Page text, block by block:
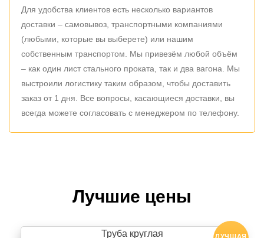
Для удобства клиентов есть несколько вариантов
доставки – самовывоз, транспортными компаниями
(любыми, которые вы выберете) или нашим
собственным транспортом. Мы привезём любой объём
– как один лист стального проката, так и два вагона. Мы
выстроили логистику таким образом, чтобы доставить
заказ от 1 дня. Все вопросы, касающиеся доставки, вы
всегда можете согласовать с менеджером по телефону.
Лучшие цены
Труба круглая
ЛУЧШАЯ